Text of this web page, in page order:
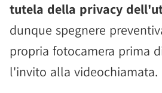
tutela della privacy
dunque spegnere
propria fotocamera prima
l'invito alla videochiamata.